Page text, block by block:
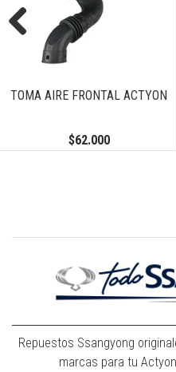
TOMA AIRE FRONTAL ACTYON
$62.000
Previous
Repuestos Ssangyong
marcas para tu